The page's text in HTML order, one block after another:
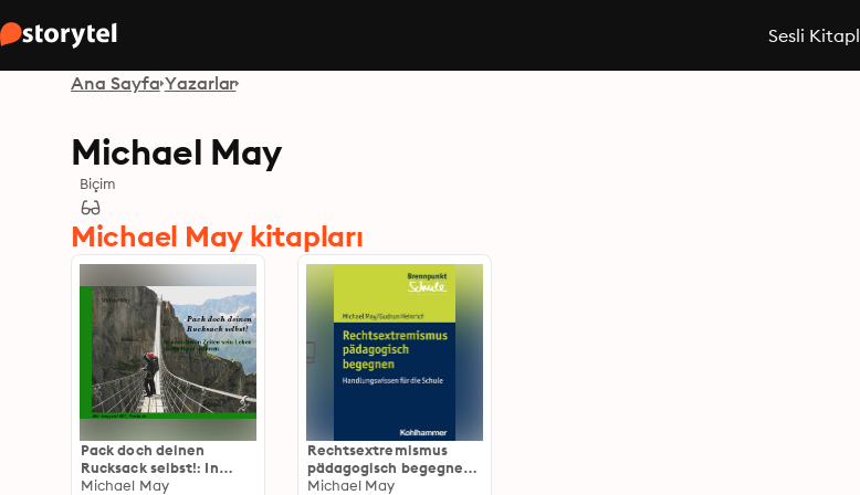
Sesli
Ana Sayfa Yazarlar
Michael May
Biçim
Michael May kitapları
Pack doch deinen
Rucksack selbst!: In
unsicheren Zeiten sein
Michael May
Rechtsextremismus
pädagogisch begegnen:
Handlungswissen für die
Michael May